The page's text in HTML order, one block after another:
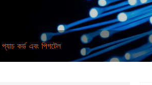
প্যাচ কর্ড এবং পিগটেল